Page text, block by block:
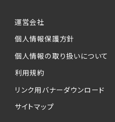
運営会社
個人情報保護方針
個人情報の取り扱いについて
利用規約
リンク用バナーダウンロード
サイトマップ